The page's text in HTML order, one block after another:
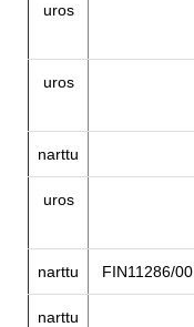
uros
uros
narttu
uros
narttu FIN11286/00
narttu